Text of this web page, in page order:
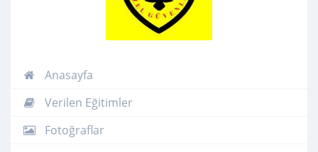
Anasayfa
Verilen Eğitimler
Fotoğraflar